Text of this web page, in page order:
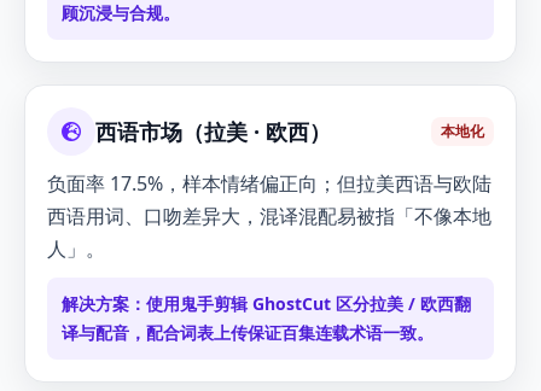
顾沉浸与合规。
西语市场（拉美 · 欧西） 本地化
负面率 17.5%，样本情绪偏正向；但拉美西语与欧陆
西语用词、口吻差异大，混译混配易被指「不像本地
人」。
解决方案： 使用鬼手剪辑 GhostCut 区分拉美 / 欧西翻
译与配音，配合词表上传保证百集连载术语一致。